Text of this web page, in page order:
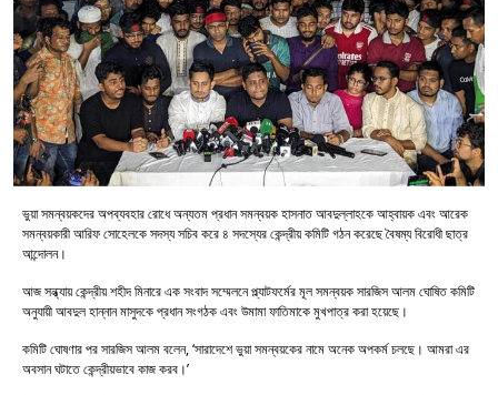
ভুয়া সমন্বয়কদের অপব্যবহার রোধে অন্যতম প্রধান সমন্বয়ক হাসনাত আবদুল্লাহকে আহ্বায়ক এবং আরেক
সমন্বয়কারী আরিফ সোহেলকে সদস্য সচিব করে ৪ সদস্যের কেন্দ্রীয় কমিটি গঠন করেছে বৈষম্য বিরোধী ছাত্র
আন্দোলন।
আজ সন্ধ্যায় কেন্দ্রীয় শহীদ মিনারে এক সংবাদ সম্মেলনে প্ল্যাটফর্মের মূল সমন্বয়ক সারজিস আলম ঘোষিত কমিটি
অনুযায়ী আবদুল হান্নান মাসুদকে প্রধান সংগঠক এবং উমামা ফাতিমাকে মুখপাত্র করা হয়েছে।
কমিটি ঘোষণার পর সারজিস আলম বলেন, ‘সারাদেশে ভুয়া সমন্বয়কের নামে অনেক অপকর্ম চলছে। আমরা এর
অবসান ঘটাতে কেন্দ্রীয়ভাবে কাজ করব।’